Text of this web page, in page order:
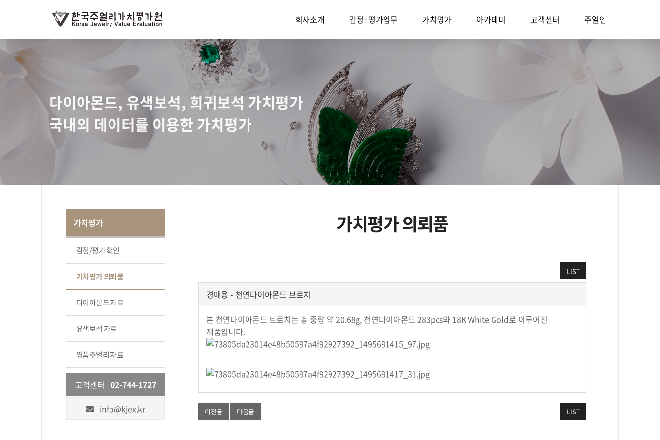
회사소개 감정·평가업무 가치평가 아카데미 고객센터 주얼인
다이아몬드, 유색보석, 희귀보석 가치평가
국내외 데이터를 이용한 가치평가
가치평가
감정/평가 확인
가치평가 의뢰품
다이아몬드 자료
유색보석 자료
명품주얼리 자료
고객센터 02-744-1727
info@kjex.kr
가치평가 의뢰품
LIST
경매용 - 천연다이아몬드 브로치
본 천연다이아몬드 브로치는 총 중량 약 20.68g, 천연다이아몬드 283pcs와 18K White Gold로 이루어진
제품입니다.
이전글 다음글 LIST